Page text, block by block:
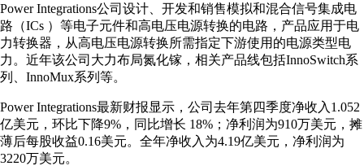
Power Integrations公司设计、开发和销售模拟和混合信号集成电
路（ICs ）等电子元件和高电压电源转换的电路，产品应用于电
力转换器，从高电压电源转换所需指定下游使用的电源类型电
力。近年该公司大力布局氮化镓，相关产品线包括InnoSwitch系
列、InnoMux系列等。
Power Integrations最新财报显示，公司去年第四季度净收入1.052
亿美元，环比下降9%，同比增长 18%；净利润为910万美元，摊
薄后每股收益0.16美元。全年净收入为4.19亿美元，净利润为
3220万美元。